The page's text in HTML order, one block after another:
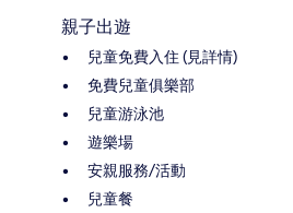
親子出遊
兒童免費入住 (見詳情)
免費兒童俱樂部
兒童游泳池
遊樂場
安親服務/活動
兒童餐